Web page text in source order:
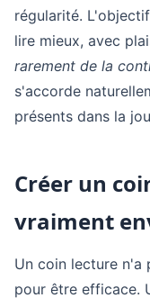
régularité.
lire mieux, avec
rarement de la
s'accorde
présents dans la
Créer un
vraiment
Un coin lecture n'a
pour être efficace.